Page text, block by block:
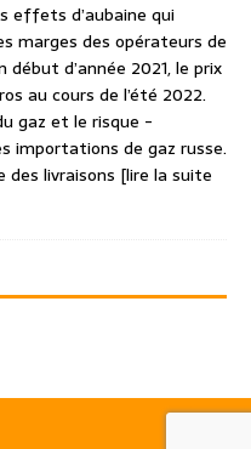
effets d’aubaine qui
marges des opérateurs de
début d’année 2021, le prix
au cours de l’été 2022.
gaz et le risque -
importations de gaz russe.
des livraisons [lire la suite